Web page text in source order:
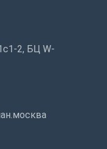
2, БЦ W-